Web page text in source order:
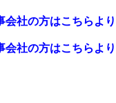
社の方はこちらよ
社の方はこちらより